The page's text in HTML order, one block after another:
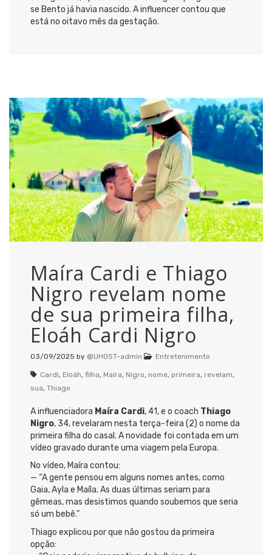
se Bento já havia nascido. A influencer contou que
está no oitavo mês da gestação.
Maíra Cardi e Thiago
Nigro revelam nome
de sua primeira filha,
Eloáh Cardi Nigro
03/09/2025 by @UHOST-admin Entretenimento
Cardi, Eloáh, filha, Maíra, Nigro, nome, primeira, revelam,
sua, Thiago
A influenciadora Maíra Cardi, 41, e o coach Thiago
Nigro, 34, revelaram nesta terça-feira (2) o nome da
primeira filha do casal. A novidade foi contada em um
vídeo gravado durante uma viagem pela Europa.
No vídeo, Maíra contou:
— “A gente pensou em alguns nomes antes, como
Gaia, Ayla e Maíla. As duas últimas seriam para
gêmeas, mas desistimos quando soubemos que seria
só um bebê.”
Thiago explicou por que não gostou da primeira
opção: